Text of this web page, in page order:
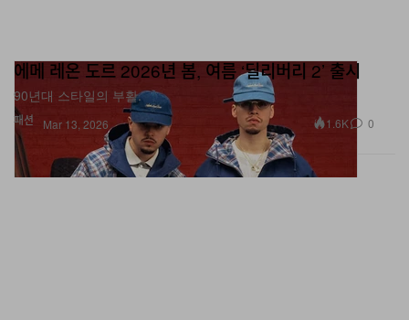
패션
에메 레온 도르 2026년 봄, 여름 ‘딜리버리 2’ 출시
90년대 스타일의 부활.
Mar 13, 2026 1.6K 0